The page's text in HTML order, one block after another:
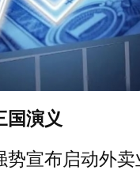
国演义
宣布启动外